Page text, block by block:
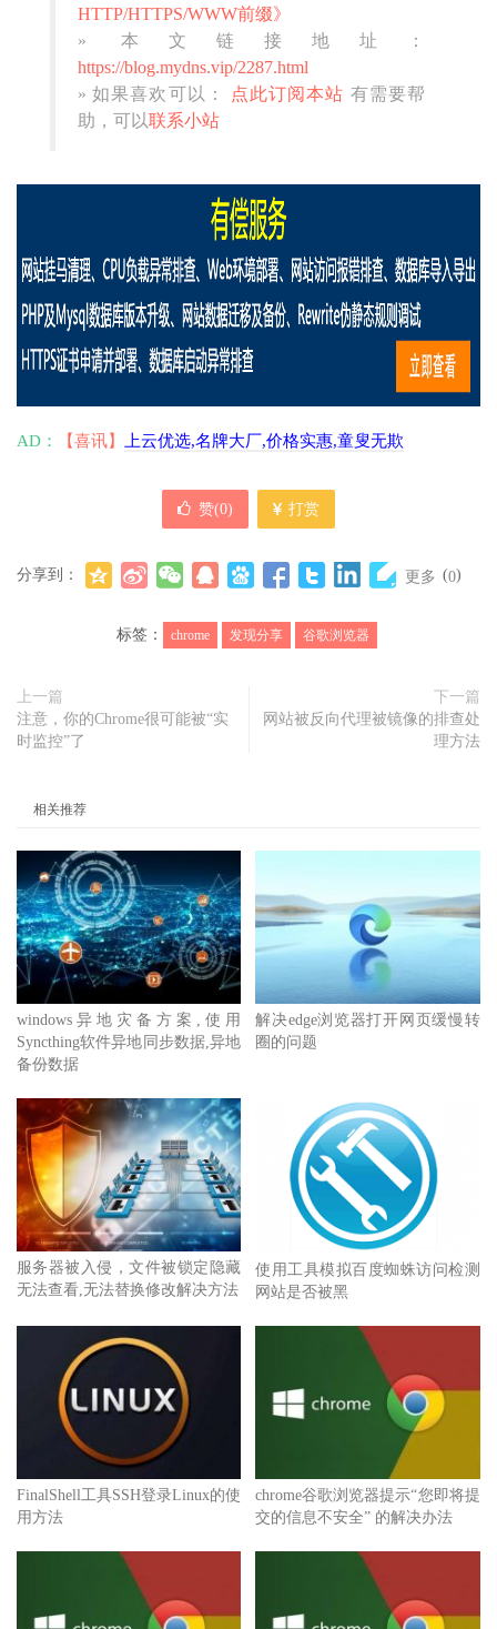
HTTP/HTTPS/WWW前缀》
» 本文链接地址：
https://blog.mydns.vip/2287.html
» 如果喜欢可以：
点此订阅本站 有需要帮
助，可以联系小站
AD： 【喜讯】 上云优选,名牌大厂,价格实惠,童叟无欺
赞(0) 打赏
分享到： 更多 (0)
标签： chrome 发现分享 谷歌浏览器
上一篇
注意，你的Chrome很可能被“实
时监控”了
下一篇
网站被反向代理被镜像的排查处
理方法
相关推荐
windows异地灾备方案,使用
Syncthing软件异地同步数据,异地
备份数据
解决edge浏览器打开网页缓慢转
圈的问题
服务器被入侵，文件被锁定隐藏
无法查看,无法替换修改解决方法
使用工具模拟百度蜘蛛访问检测
网站是否被黑
FinalShell工具SSH登录Linux的使
用方法
chrome谷歌浏览器提示“您即将提
交的信息不安全” 的解决办法